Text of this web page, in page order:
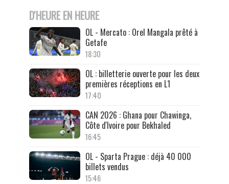
D'HEURE EN HEURE
OL - Mercato : Orel Mangala prêté à
Getafe
18:30
OL : billetterie ouverte pour les deux
premières réceptions en L1
17:40
CAN 2026 : Ghana pour Chawinga,
Côte d'Ivoire pour Bekhaled
16:45
OL - Sparta Prague : déjà 40 000
billets vendus
15:46